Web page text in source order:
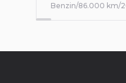
Benzin/86.000 km/